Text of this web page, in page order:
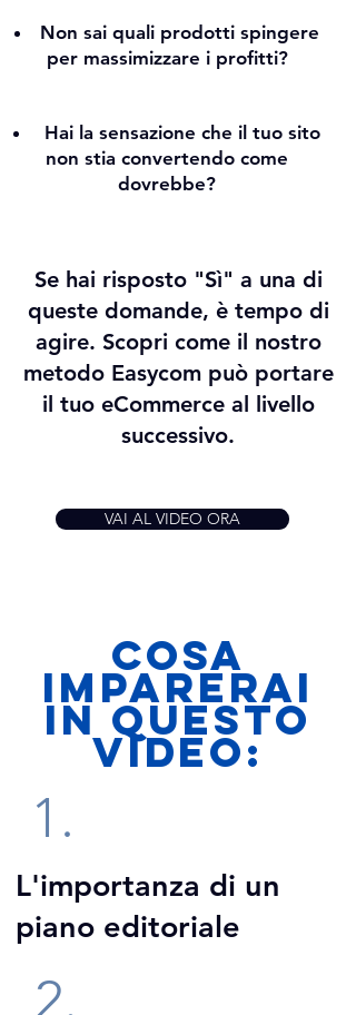
Non sai quali prodotti spingere
per massimizzare i profitti?
Hai la sensazione che il tuo sito
non stia convertendo come
dovrebbe?
Se hai risposto "Sì" a una di
queste domande, è tempo di
agire. Scopri come il nostro
metodo Easycom può portare
il tuo eCommerce al livello
successivo.
VAI AL VIDEO ORA
cosa
imparerai
in questo
video:
1.
L'importanza di un
piano editoriale
2.